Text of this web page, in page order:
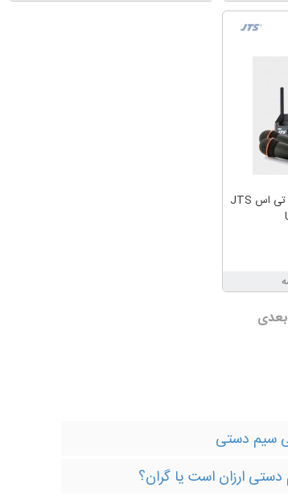
میکروفن بی سیم دو دستی جی تی اس JTS
بعدی
سیم دستی
ارزان است یا گران؟